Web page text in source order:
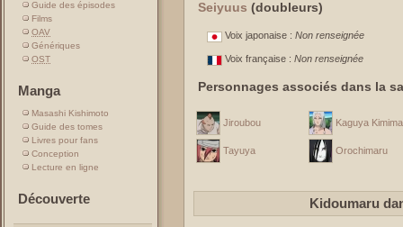
Guide des épisodes
Films
OAV
Génériques
OST
Manga
Masashi Kishimoto
Guide des tomes
Livres pour fans
Conception
Lecture en ligne
Découverte
Seiyuus (doubleurs)
Voix japonaise : Non renseignée
Voix française : Non renseignée
Personnages associés dans la
Jiroubou Kaguya
Tayuya Orochimaru
Kidoumaru